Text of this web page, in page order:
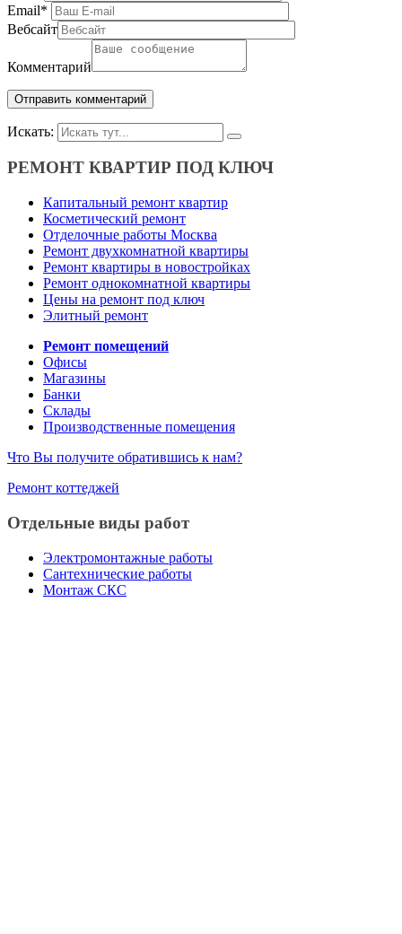
Email*
Вебсайт
Комментарий
Искать:
РЕМОНТ КВАРТИР ПОД КЛЮЧ
Капитальный ремонт квартир
Косметический ремонт
Отделочные работы Москва
Ремонт двухкомнатной квартиры
Ремонт квартиры в новостройках
Ремонт однокомнатной квартиры
Цены на ремонт под ключ
Элитный ремонт
Ремонт помещений
Офисы
Магазины
Банки
Склады
Производственные помещения
Что Вы получите обратившись к нам?
Ремонт коттеджей
Отдельные виды работ
Электромонтажные работы
Сантехнические работы
Монтаж СКС